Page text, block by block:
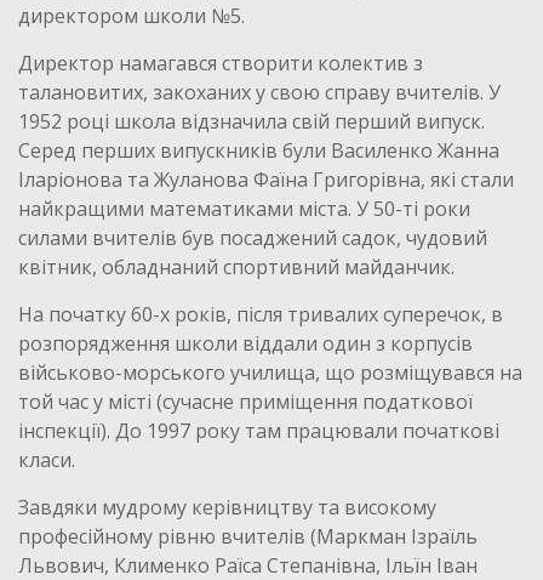
директором школи №5.
Директор намагався створити колектив з
талановитих, закоханих у свою справу вчителів. У
1952 році школа відзначила свій перший випуск.
Серед перших випускників були Василенко Жанна
Іларіонова та Жуланова Фаїна Григорівна, які стали
найкращими математиками міста. У 50-ті роки
силами вчителів був посаджений садок, чудовий
квітник, обладнаний спортивний майданчик.
На початку 60-х років, після тривалих суперечок, в
розпорядження школи віддали один з корпусів
військово-морського училища, що розміщувався на
той час у місті (сучасне приміщення податкової
інспекції). До 1997 року там працювали початкові
класи.
Завдяки мудрому керівництву та високому
професійному рівню вчителів (Маркман Ізраїль
Львович, Клименко Раїса Степанівна, Ільїн Іван